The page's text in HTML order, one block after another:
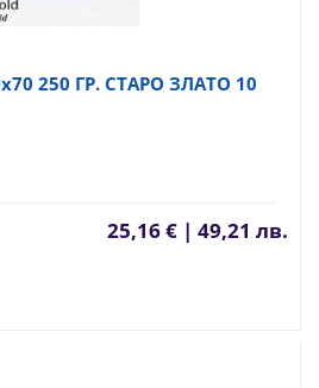
250 ГР. СТАРО ЗЛАТО 10
25,16 € | 49,21 лв.